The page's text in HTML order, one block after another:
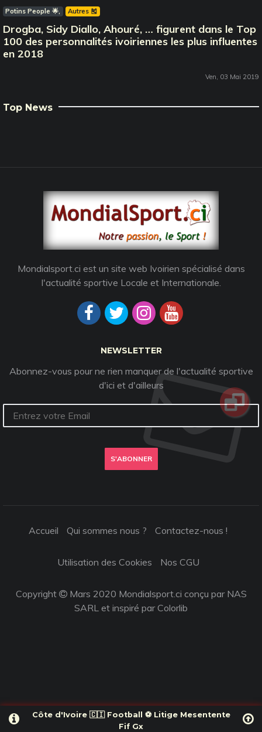
Côte d'Ivoire 🇨🇮 Football ⚽️ Litige Mesentente
Fif Gx
Potins People 🌟 Autres 🎽
Drogba, Sidy Diallo, Ahouré, … figurent dans le Top
100 des personnalités ivoiriennes les plus influentes
en 2018
Ven, 03 Mai 2019
Top News
Mondialsport.ci est un site web Ivoirien spécialisé dans
l'actualité sportive Locale et Internationale.
NEWSLETTER
Abonnez-vous pour ne rien manquer de l'actualité sportive
d'ici et d'ailleurs
S'ABONNER
Accueil Qui sommes nous ? Contactez-nous !
Utilisation des Cookies Nos CGU
Copyright
Mars 2020 Mondialsport.ci conçu par NAS
SARL et inspiré parColorlib